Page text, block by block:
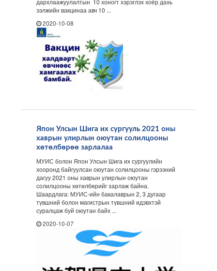
дархлаажуулалтын 10 хоногт хэрэглэх хоёр дахь
ээлжийн вакцинаа авч 10 ...
2020-10-08
Япон Улсын Шига их сургууль 2021 оны
хаврын улирлын оюутан солилцооны
хөтөлбөрөө зарлалаа
МУИС болон Япон Улсын Шига их сургуулийн
хооронд байгуулсан оюутан солилцооны гэрээний
дагуу 2021 оны хаврын улирлын оюутан
солилцооны хөтөлбөрийг зарлаж байна.
Шаардлага: МУИС-ийн бакалаврын 2, 3 дугаар
түвшний болон магистрын түвшний идэвхтэй
суралцаж буй оюутан байх ...
2020-10-07